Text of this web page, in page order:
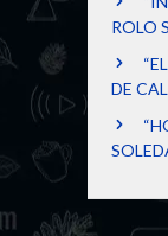
ROLO
DE